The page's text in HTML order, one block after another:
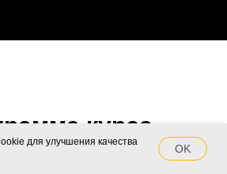
курса
для улучшения качества
OK